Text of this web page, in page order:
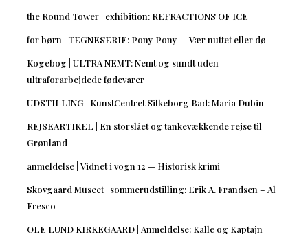
the Round Tower | exhibition: REFRACTIONS OF ICE
for børn | TEGNESERIE: Pony Pony — Vær nuttet eller dø
Kogebog | ULTRA NEMT: Nemt og sundt uden
ultraforarbejdede fødevarer
UDSTILLING | KunstCentret Silkeborg Bad: Maria Dubin
REJSEARTIKEL | En storslået og tankevækkende rejse til
Grønland
anmeldelse | Vidnet i vogn 12 — Historisk krimi
Skovgaard Museet | sommerudstilling: Erik A. Frandsen – Al
Fresco
OLE LUND KIRKEGAARD | Anmeldelse: Kalle og Kaptajn